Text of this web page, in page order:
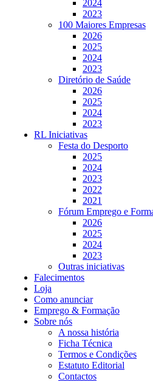
2024
2023
100 Maiores Empresas
2026
2025
2024
2023
Diretório de Saúde
2026
2025
2024
2023
RL Iniciativas
Festa do Desporto
2025
2024
2023
2022
2021
Fórum Emprego e
2026
2025
2024
2023
Outras iniciativas
Falecimentos
Loja
Como anunciar
Emprego & Formação
Sobre nós
A nossa história
Ficha Técnica
Termos e Condições
Estatuto Editorial
Contactos